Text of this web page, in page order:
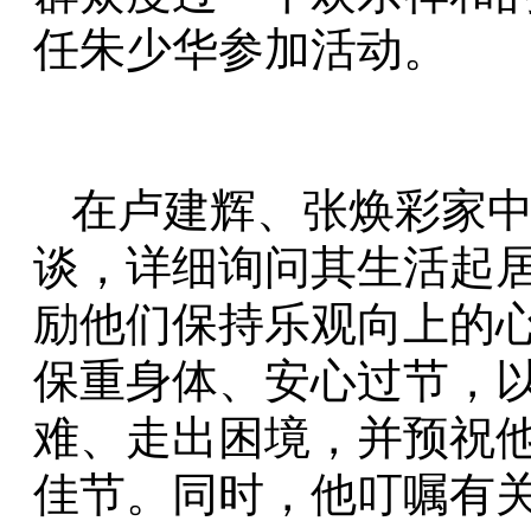
任朱少华参加活动。
在卢建辉、张焕彩家
谈，详细询问其生活起
励他们保持乐观向上的
保重身体、安心过节，
难、走出困境，并预祝
佳节。同时，他叮嘱有